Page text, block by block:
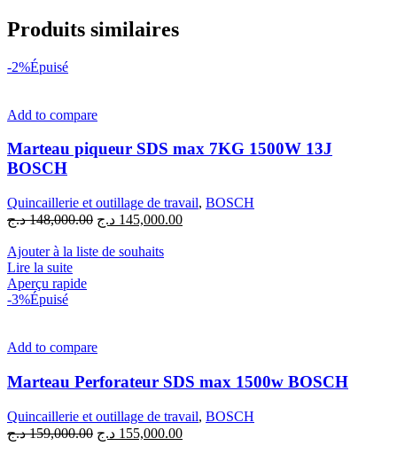
Produits similaires
-2%Épuisé
Add to compare
Marteau piqueur SDS max 7KG 1500W 13J
BOSCH
Quincaillerie et outillage de travail, BOSCH
148,000.00 د.ج
Le
initial
145,000.00 د.ج
Le
Ajouter à la liste de souhaits
Lire la suite
Aperçu rapide
-3%Épuisé
Add to compare
Marteau Perforateur SDS max 1500w BOSCH
Quincaillerie et outillage de travail, BOSCH
159,000.00 د.ج
Le
155,000.00 د.ج
Le